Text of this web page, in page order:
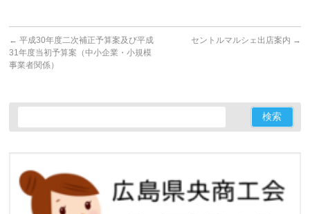
← 平成30年度二次補正予算案及び平成
31年度当初予算案（中小企業・小規模
事業者関係）
セントルマルシェ出店案内 →